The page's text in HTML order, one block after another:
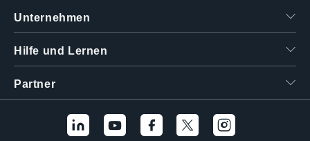
Unternehmen
Hilfe und Lernen
Partner